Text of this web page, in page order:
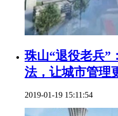
珠山“退役老兵”
法，让城市管理
2019-01-19 15:11:54